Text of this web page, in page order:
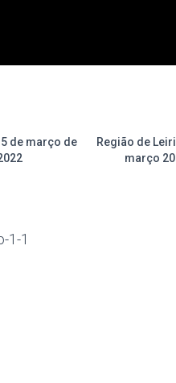
de março de
Região de
março